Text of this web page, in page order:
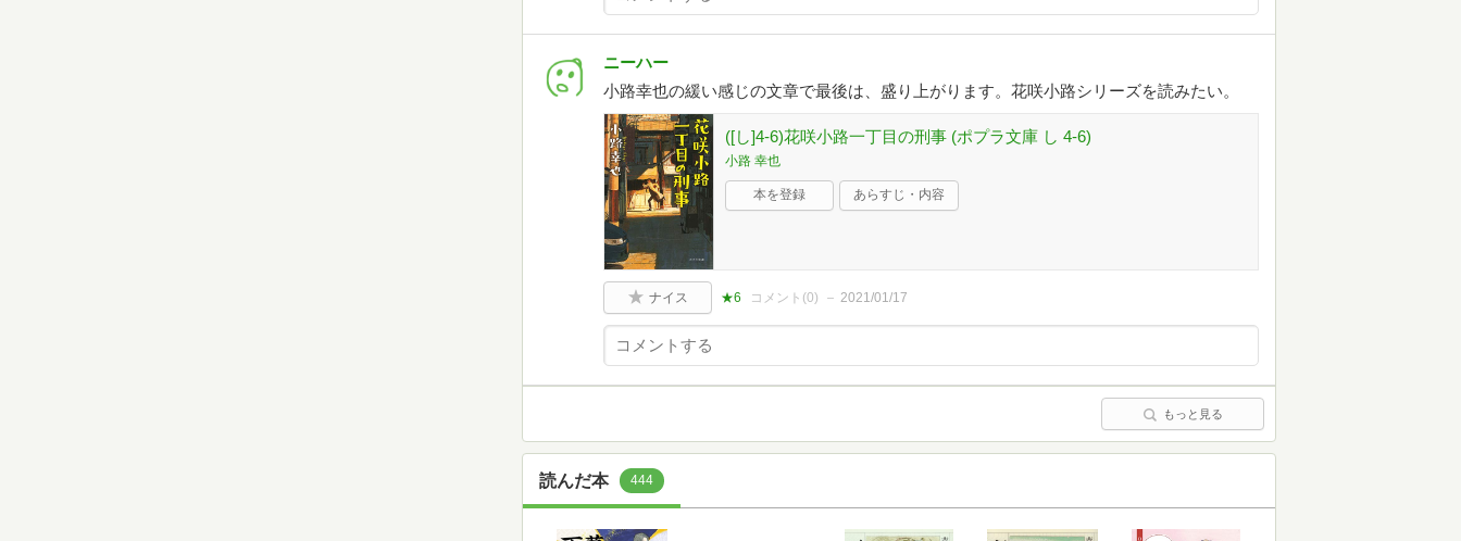
ニーハー
小路幸也の緩い感じの文章で最後は、盛り上がります。花咲小路シリーズを読みたい。
([し]4-6)花咲小路一丁目の刑事 (ポプラ文庫 し 4-6)
小路 幸也
本を登録 あらすじ・内容
ナイス ★6 コメント(0) 2021/01/17
もっと見る
読んだ本 444